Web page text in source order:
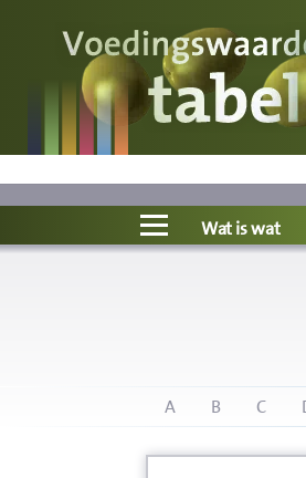
Voedingswaarde
Wat is wat?
Ons voedsel
Wat is wat
A B C